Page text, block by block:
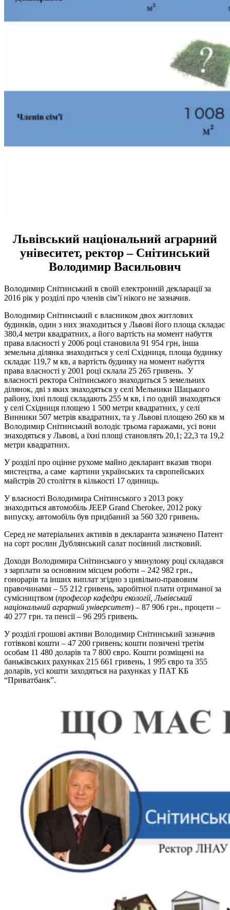
Львівський національний аграрний
унівеситет, ректор – Снітинський
Володимир Васильович
Володимир Снітинський в своїй електронній декларації за
2016 рік у розділі про членів сім’ї нікого не зазначив.
Володимир Снітинський є власником двох житлових
будинків, один з них знаходиться у Львові його площа складає
380,4 метри квадратних, а його вартість на момент набуття
права власності у 2006 році становила 91 954 грн, інша
земельна ділянка знаходиться у селі Східниця, площа будинку
складає 119,7 м кв, а вартість будинку на момент набуття
права власності у 2001 році склала 25 265 гривень. У
власності ректора Снітинського знаходиться 5 земельних
ділянок, дві з яких знаходяться у селі Мельники Шацького
району, їхні площі складають 255 м кв, і по одній знаходяться
у селі Східниця площею 1 500 метри квадратних, у селі
Винники 507 метрів квадратних, та у Львові площею 260 кв м
Володимир Снітинський володіє трьома гаражами, усі вони
знаходяться у Львові, а їхні площі становлять 20,1; 22,3 та 19,2
метри квадратних.
У розділі про оцінне рухоме майно декларант вказав твори
мистецтва, а саме картини українських та європейських
майстрів 20 століття в кількості 17 одиниць.
У власності Володимира Снітинського з 2013 року
знаходиться автомобіль JEEP Grand Cherokee, 2012 року
випуску, автомобіль був придбаний за 560 320 гривень.
Серед не матеріальних активів в декларанта зазначено Патент
на сорт рослин Дублянський салат посівний листковий.
Доходи Володимира Снітинського у минулому році складався
з зарплати за основним місцем роботи – 242 982 грн.,
гонорарів та інших виплат згідно з цивільно-правовим
правочинами – 55 212 гривень, заробітної плати отриманої за
сумісництвом (професор кафедри екології, Львівський
національний аграрний університет) – 87 906 грн., процети –
40 277 грн. та пенсії – 96 295 гривень.
У розділі грошові активи Володимир Снітинський зазначив
готівкові кошти – 47 200 гривень; кошти позичені третім
особам 11 480 доларів та 7 800 євро. Кошти розміщені на
баньківських рахунках 215 661 гривень, 1 995 євро та 355
доларів, усі кошти заходяться на рахунках у ПАТ КБ
“Приватбанк”.